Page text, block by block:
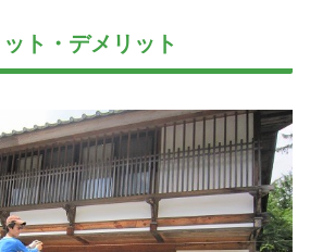
ト・デメリット